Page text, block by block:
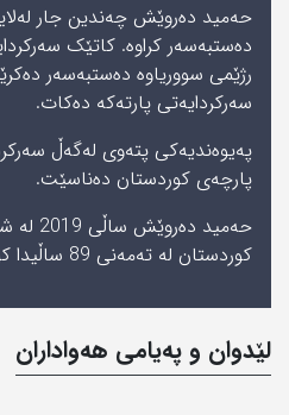
حەمید دەروێش چەندین جار
ده‌ستبه‌سه‌ر کراوە. کاتێک
رژێمی سووریاوە ده‌ستبه‌سه‌ر
سەرکردایەتی پارتەکە دەکات.
پەیوەندیەکی پتەوی لەگەڵ
پارچەی کوردستان دەناسێت.
حەمید
كوردستان له‌ ته‌مه‌نی 89 ساڵیدا كۆچی دوایی كرد.
لێدوان و په‌یامی‌ هه‌واداران